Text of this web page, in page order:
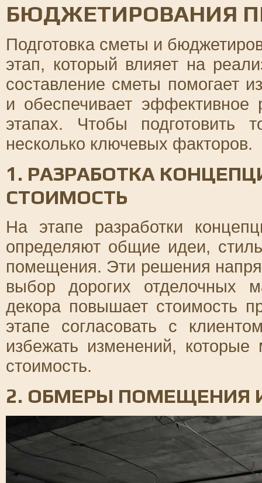
БЮДЖЕТИРОВАНИЯ
Подготовка сметы и
этап, который влияет на
составление сметы помогает
и обеспечивает
этапах. Чтобы подготовить
несколько ключевых факторов.
1. РАЗРАБОТКА
СТОИМОСТЬ
На этапе разработки
определяют общие идеи,
помещения. Эти решения
выбор дорогих отделочных
декора повышает стоимость
этапе согласовать с
избежать изменений, которые
стоимость.
2. ОБМЕРЫ ПОМЕЩЕНИЯ